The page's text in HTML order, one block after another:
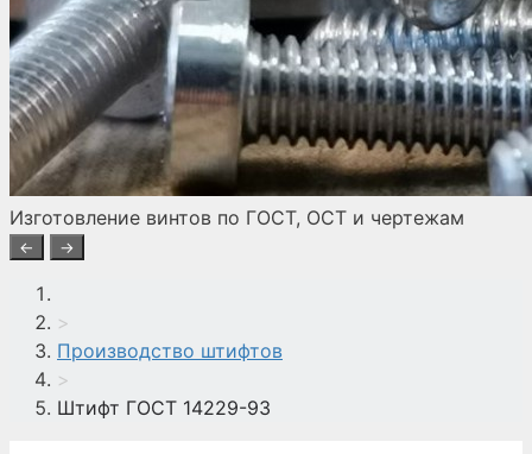
Изготовление винтов по ГОСТ, ОСТ и чертежам
← →
>
Производство штифтов
>
Штифт ГОСТ 14229-93